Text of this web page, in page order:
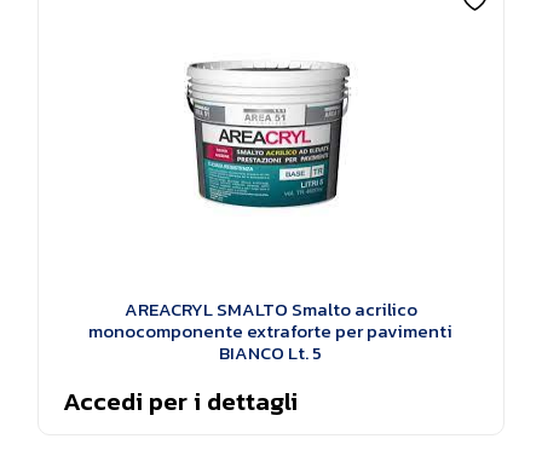
AREACRYL SMALTO Smalto acrilico
monocomponente extraforte per pavimenti
BIANCO Lt. 5
Accedi per i dettagli